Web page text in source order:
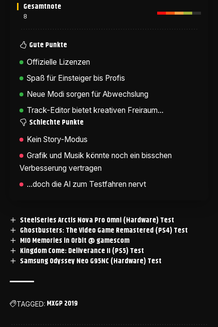
Gesamtnote
8
Gute Punkte
Offizielle Lizenzen
Spaß für Einsteiger bis Profis
Neue Modi sorgen für Abwechslung
Track-Editor bietet kreativen Freiraum...
Schlechte Punkte
Kein Story-Modus
Grafik und Musik könnte noch ein bisschen
Verbesserung vertragen
...doch die AI zum Testfahren nervt
SteelSeries Arctis Nova Pro Omni (Hardware) Test
Ghostbusters: The Video Game Remastered (PS4) Test
MIO Memories in Orbit @ gamescom
Kingdom Come: Deliverance II (PS5) Test
Samsung Odyssey Neo G95NC (Hardware) Test
TAGGED: MXGP 2019